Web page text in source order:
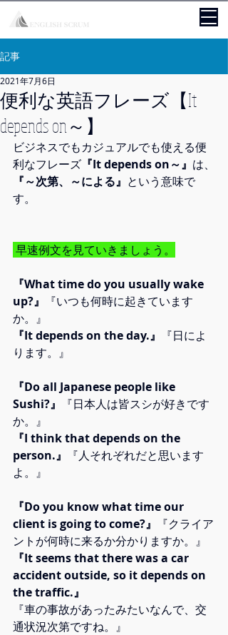
記事
便利な英語フレーズ【It
depends on～】
2021年7月6日
ビジネスでもカジュアルでも使える便
利なフレーズ 『It depends on～』 は、
『～次第、～による』 という意味で
す。
早速例文を見ていきましょう。
『What time do you usually wake
up?』
『いつも何時に起きています
か。』
『It depends on the day.』
『日によ
ります。』
『Do all Japanese people like
Sushi?』
『日本人は皆スシが好きです
か。』
『I think that depends on the
person.』
『人それぞれだと思います
よ。』
『Do you know what time our
client is going to come?』
『クライア
ントが何時に来るか分かりますか。』
『It seems that there was a car
accident outside, so it depends on
the traffic.』
『車の事故があったみたいなんで、交
通状況次第ですね。』